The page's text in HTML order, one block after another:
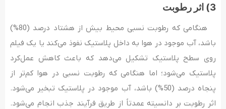
3) اثر رطوبت
هنگامی که رطوبت نسبی محیط بیش از هشتاد درصد (80%)
باشد، آب موجود در هوا به داخل پلاستیک نفوذ می‌کند یا یک فیلم
روی سطح پلاستیک تشکیل می‌دهد که باعث کاهش عمل‌کرد
پلاستیک می‌شود؛ اما هنگامی که رطوبت نسبی در هوا کم‌تر از
پنجاه درصد (50%) باشد، آب موجود در پلاستیک تبخیر می‌شود.
اثر رطوبت بر دانسیته عمدتاً از طریق فرآیند جذب انجام می‌شود.